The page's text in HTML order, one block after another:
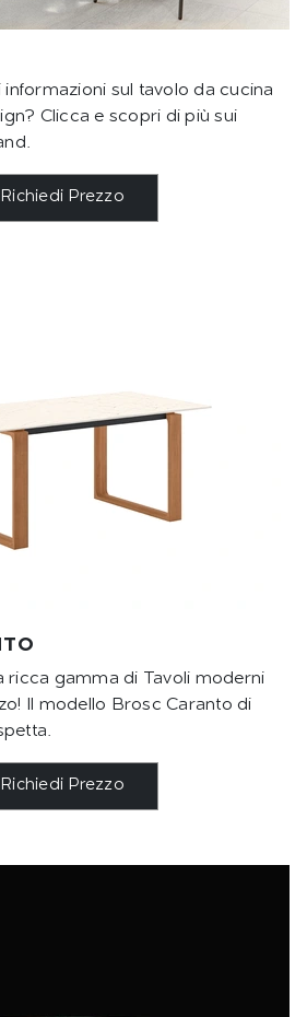
informazioni sul tavolo da cucina
Clicca e scopri di più sui
Richiedi Prezzo
ricca gamma di Tavoli moderni
Il modello Brosc Caranto di
Richiedi Prezzo